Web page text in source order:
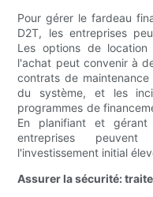
Pour gérer le fardeau
D2T, les entreprises
Les options de
l'achat peut convenir à
contrats de
du système, et les
programmes de
En planifiant et gérant
entreprises
l'investissement initial
Assurer la sécurité: